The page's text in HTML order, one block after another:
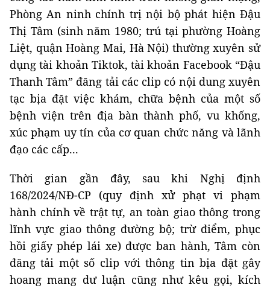
Phòng An ninh chính trị nội bộ phát hiện Đậu
Thị Tâm (sinh năm 1980; trú tại phường Hoàng
Liệt, quận Hoàng Mai, Hà Nội) thường xuyên sử
dụng tài khoản Tiktok, tài khoản Facebook “Đậu
Thanh Tâm” đăng tải các clip có nội dung xuyên
tạc bịa đặt việc khám, chữa bệnh của một số
bệnh viện trên địa bàn thành phố, vu khống,
xúc phạm uy tín của cơ quan chức năng và lãnh
đạo các cấp...
Thời gian gần đây, sau khi Nghị định
168/2024/NĐ-CP (quy định xử phạt vi phạm
hành chính về trật tự, an toàn giao thông trong
lĩnh vực giao thông đường bộ; trừ điểm, phục
hồi giấy phép lái xe) được ban hành, Tâm còn
đăng tải một số clip với thông tin bịa đặt gây
hoang mang dư luận cũng như kêu gọi, kích